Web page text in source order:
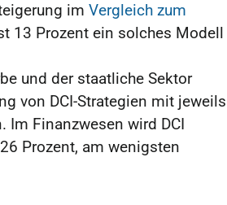
imVergleich zum
13 Prozent ein solches Modell
und der staatliche Sektor
von DCI-Strategien mit jeweils
Im Finanzwesen wird DCI
Prozent, am wenigsten